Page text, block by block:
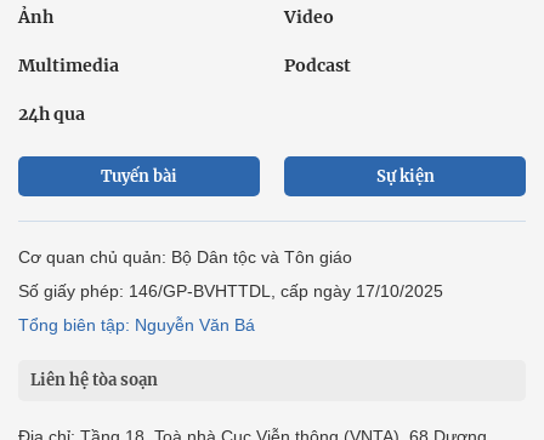
Ảnh Video
Multimedia Podcast
24h qua
Tuyến bài Sự kiện
Cơ quan chủ quản: Bộ Dân tộc và Tôn giáo
Số giấy phép: 146/GP-BVHTTDL, cấp ngày 17/10/2025
Tổng biên tập: Nguyễn Văn Bá
Liên hệ tòa soạn